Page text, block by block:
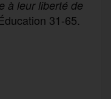
à leur liberté de
31-65.